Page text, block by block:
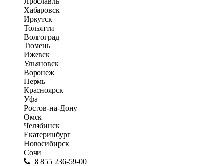
Хабаровск
Иркутск
Тольятти
Волгоград
Тюмень
Ижевск
Ульяновск
Воронеж
Пермь
Красноярск
Уфа
Ростов-на-Дону
Омск
Челябинск
Екатеринбург
Новосибирск
Сочи
8 855 236-59-00